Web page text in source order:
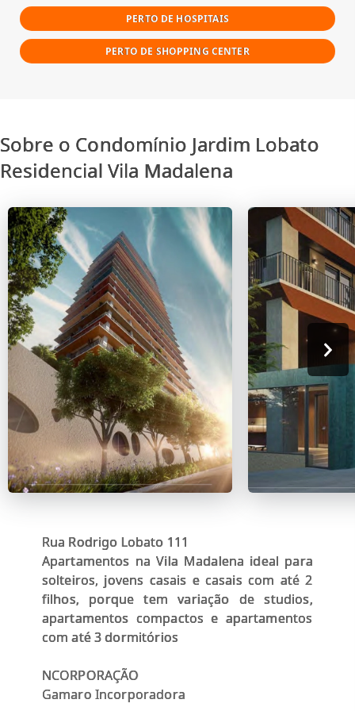
PERTO DE HOSPITAIS
PERTO DE SHOPPING CENTER
Sobre o Condomínio Jardim Lobato
Residencial Vila Madalena
Rua Rodrigo Lobato 111
Apartamentos na Vila Madalena ideal para
solteiros, jovens casais e casais com até 2
filhos, porque tem variação de studios,
apartamentos compactos e apartamentos
com até 3 dormitórios
NCORPORAÇÃO
Gamaro Incorporadora